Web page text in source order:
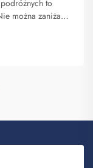
to
można zaniżać
niosąca Twój